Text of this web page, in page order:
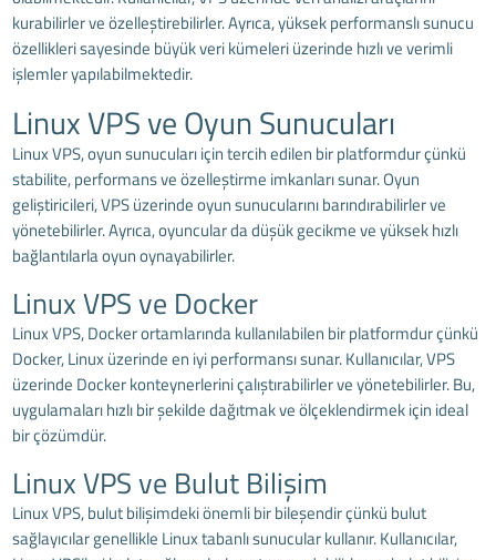
kurabilirler ve özelleştirebilirler. Ayrıca, yüksek performanslı sunucu
özellikleri sayesinde büyük veri kümeleri üzerinde hızlı ve verimli
işlemler yapılabilmektedir.
Linux VPS ve Oyun Sunucuları
Linux VPS, oyun sunucuları için tercih edilen bir platformdur çünkü
stabilite, performans ve özelleştirme imkanları sunar. Oyun
geliştiricileri, VPS üzerinde oyun sunucularını barındırabilirler ve
yönetebilirler. Ayrıca, oyuncular da düşük gecikme ve yüksek hızlı
bağlantılarla oyun oynayabilirler.
Linux VPS ve Docker
Linux VPS, Docker ortamlarında kullanılabilen bir platformdur çünkü
Docker, Linux üzerinde en iyi performansı sunar. Kullanıcılar, VPS
üzerinde Docker konteynerlerini çalıştırabilirler ve yönetebilirler. Bu,
uygulamaları hızlı bir şekilde dağıtmak ve ölçeklendirmek için ideal
bir çözümdür.
Linux VPS ve Bulut Bilişim
Linux VPS, bulut bilişimdeki önemli bir bileşendir çünkü bulut
sağlayıcılar genellikle Linux tabanlı sunucular kullanır. Kullanıcılar,